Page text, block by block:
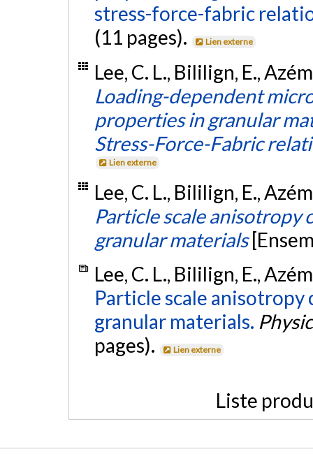
stress-force-fabric
(11 pages).
Lien externe
Lee, C. L., Bililign, E.,
Loading-dependent
properties in granular
Stress-Force-Fabric
Lien externe
Lee, C. L., Bililign, E.,
Particle scale
granular materials
Lee, C. L., Bililign, E.,
Particle scale
granular materials.
pages).
Lien externe
Liste